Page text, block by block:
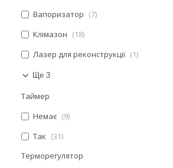
Вапоризатор
7
Клімазон
18
Лазер для реконструкції
1
Ще 3
Таймер
Немає
9
Так
31
Терморегулятор